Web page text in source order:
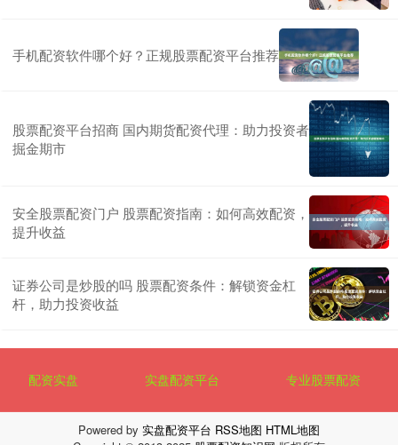
手机配资软件哪个好？正规股票配资平台推荐
股票配资平台招商 国内期货配资代理：助力投资者
掘金期市
安全股票配资门户 股票配资指南：如何高效配资，
提升收益
证券公司是炒股的吗 股票配资条件：解锁资金杠
杆，助力投资收益
配资实盘 实盘配资平台 专业股票配资
Powered by 实盘配资平台 RSS地图 HTML地图